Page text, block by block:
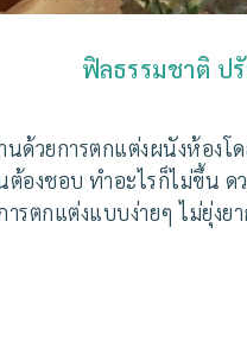
ฟิลธรรมชาติ ปรั
นด้วยการตกแต่งผนังห้อง
องชอบ ทำอะไรก็ไม่ขึ้น ด
ารตกแต่งแบบง่ายๆ ไม่ยุ่งย